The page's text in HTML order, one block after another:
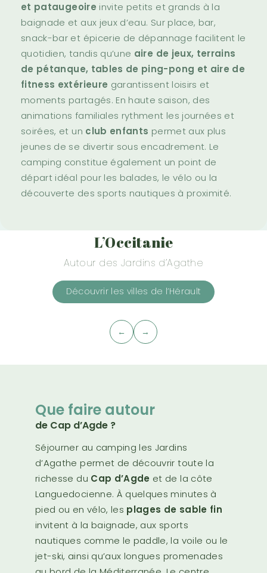
et pataugeoire invite petits et grands à la
baignade et aux jeux d’eau. Sur place, bar,
snack-bar et épicerie de dépannage facilitent le
quotidien, tandis qu’une aire de jeux, terrains
de pétanque, tables de ping-pong et aire de
fitness extérieure garantissent loisirs et
moments partagés. En haute saison, des
animations familiales rythment les journées et
soirées, et un club enfants permet aux plus
jeunes de se divertir sous encadrement. Le
camping constitue également un point de
départ idéal pour les balades, le vélo ou la
découverte des sports nautiques à proximité.
L’Occitanie
Autour des Jardins d’Agathe
Découvrir les villes de l’Hérault
← →
Que faire autour
de Cap d’Agde ?
Séjourner au camping les Jardins
d’Agathe permet de découvrir toute la
richesse du Cap d’Agde et de la côte
Languedocienne. À quelques minutes à
pied ou en vélo, les plages de sable fin
invitent à la baignade, aux sports
nautiques comme le paddle, la voile ou le
jet-ski, ainsi qu’aux longues promenades